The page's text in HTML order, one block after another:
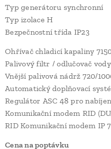
Typ generátoru synchronní
Typ izolace H
Bezpečnostní třída IP23
Ohřívač chladicí kapaliny
Palivový filtr / odlučovač
Vnější palivová nádrž 720/
Automatický doplňovací
Regulátor ASC 48 pro
Komunikační modem RID
RID Komunikační modem IP
Cena na poptávku